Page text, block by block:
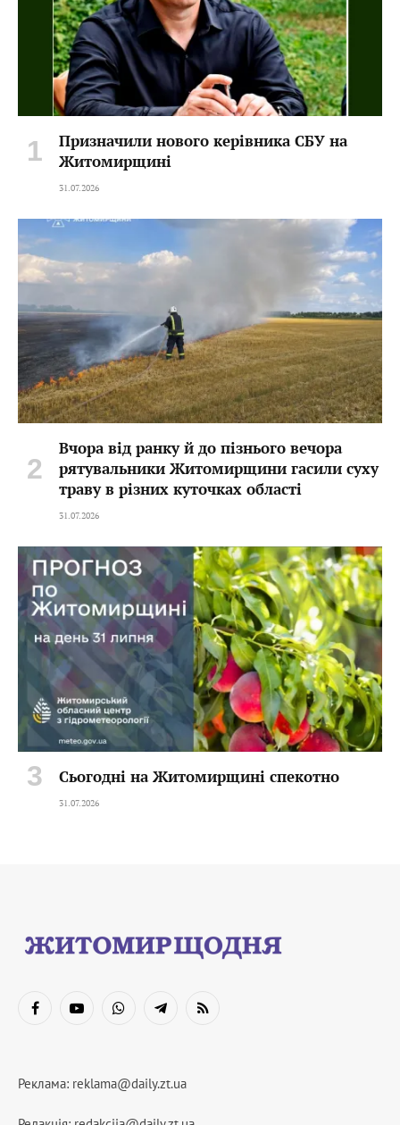
Призначили нового керівника СБУ на
Житомирщині
31.07.2026
Вчора від ранку й до пізнього вечора
рятувальники Житомирщини гасили суху
траву в різних куточках області
31.07.2026
Сьогодні на Житомирщині спекотно
31.07.2026
FacebookYouTubeWhatsAppTelegramRSS
Реклама: reklama@daily.zt.ua